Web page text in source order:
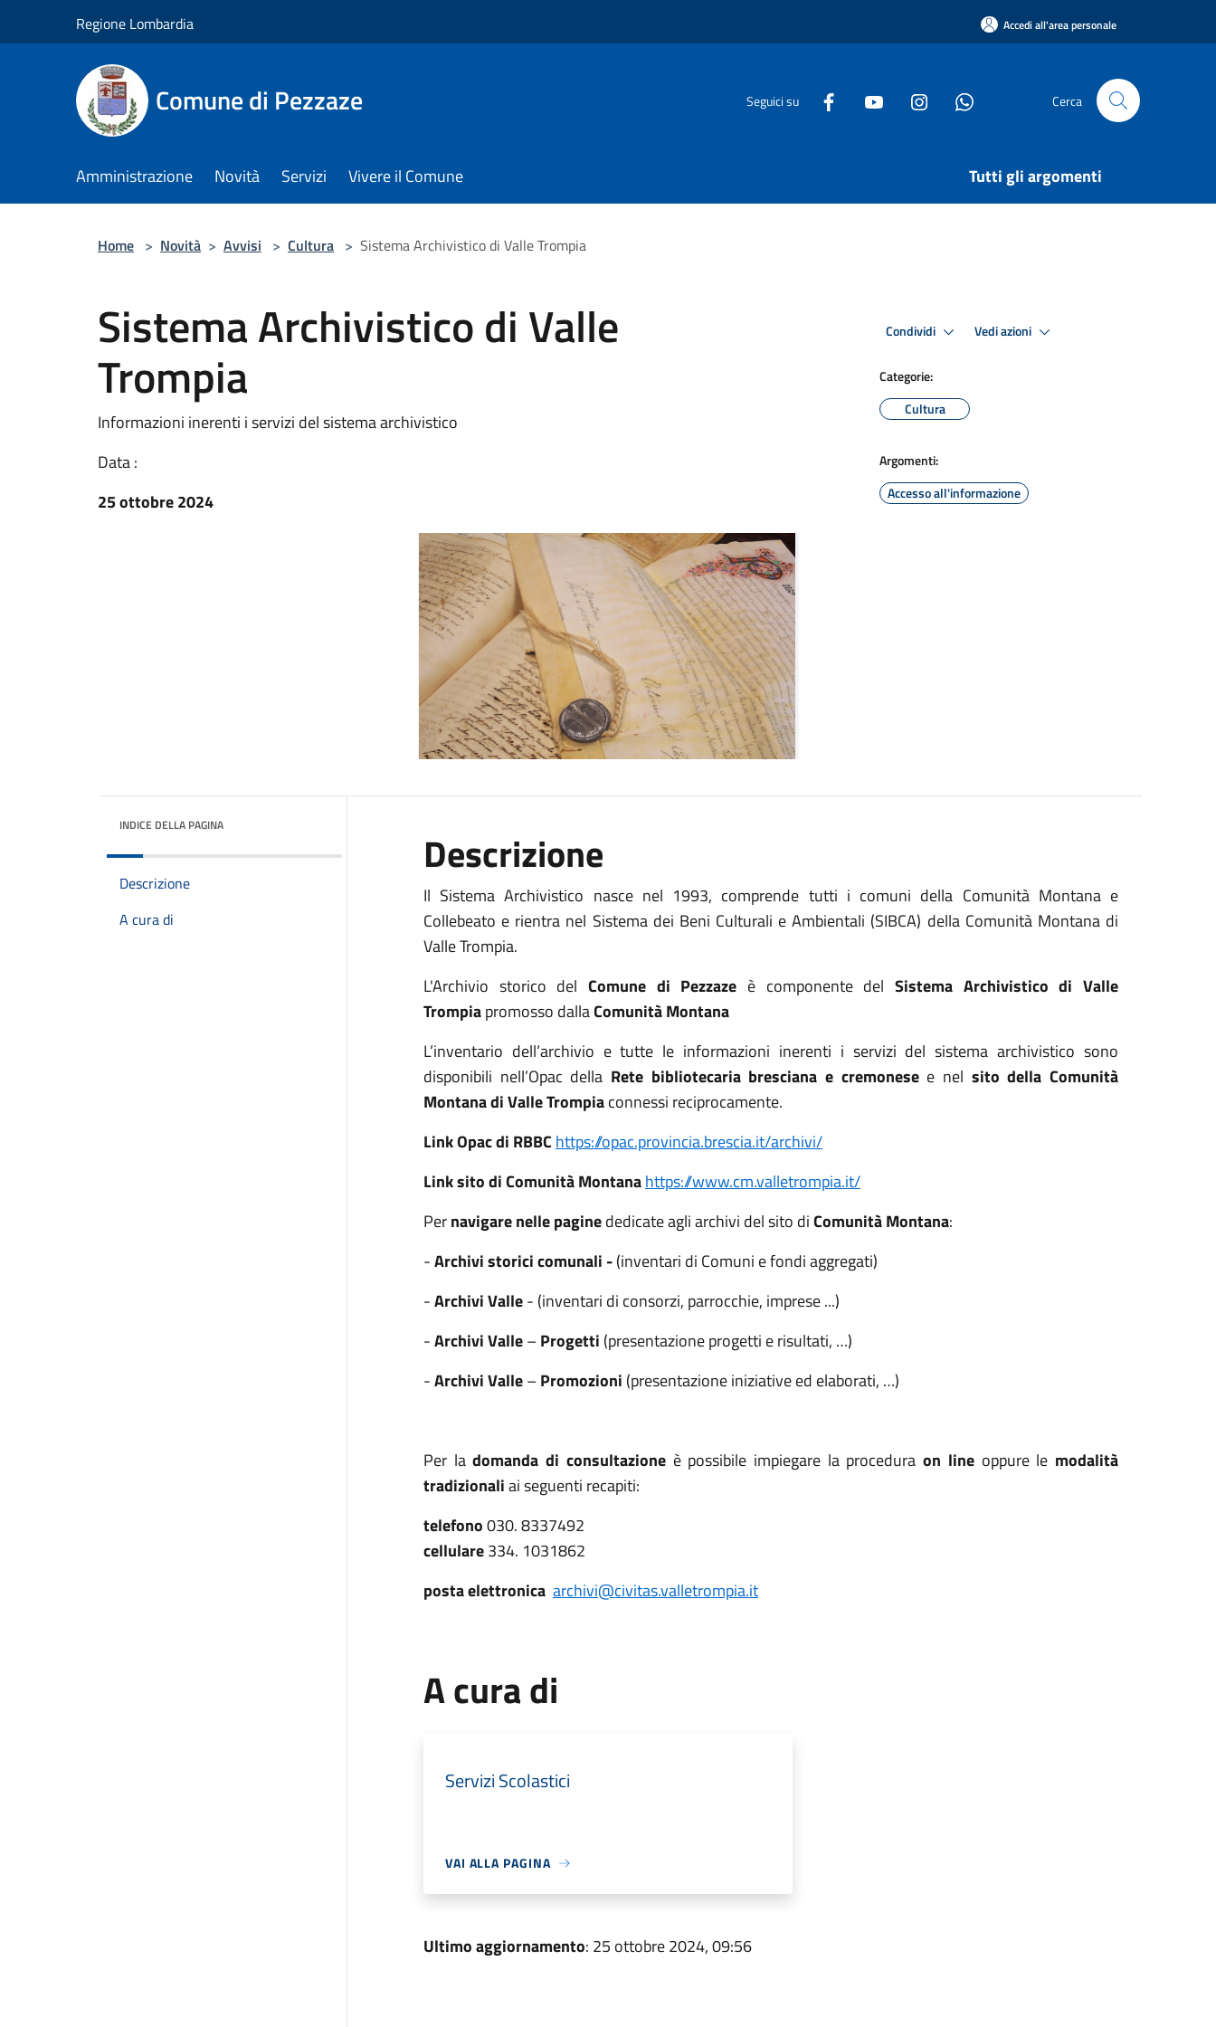
Regione Lombardia Accedi all'area personale
Comune di Pezzaze Seguici su Cerca
Amministrazione Novità Servizi Vivere il Comune Tutti gli argomenti
Home > Novità > Avvisi > Cultura > Sistema Archivistico di Valle Trompia
Sistema Archivistico di Valle
Trompia
Informazioni inerenti i servizi del sistema archivistico
Data :
25 ottobre 2024
Condividi Vedi azioni
Categorie:
Cultura
Argomenti:
Accesso all'informazione
INDICE DELLA PAGINA
Descrizione
A cura di
Descrizione
Il Sistema Archivistico nasce nel 1993, comprende tutti i comuni della Comunità Montana e
Collebeato e rientra nel Sistema dei Beni Culturali e Ambientali (SIBCA) della Comunità Montana di
Valle Trompia.
L'Archivio storico del Comune di Pezzaze è componente del Sistema Archivistico di Valle
Trompiapromosso dallaComunità Montana
L’inventario dell’archivio e tutte le informazioni inerenti i servizi del sistema archivistico sono
disponibili nell’Opac della Rete bibliotecaria bresciana e cremonesee nel sito della Comunità
Montana di Valle Trompiaconnessi reciprocamente.
LinkOpac di RBBC https://opac.provincia.brescia.it/archivi/
Linksito di Comunità Montanahttps://www.cm.valletrompia.it/
Pernavigare nelle paginededicate agli archivi del sito diComunità Montana:
-Archivi storici comunali -(inventari di Comuni e fondi aggregati)
-Archivi Valle- (inventari di consorzi, parrocchie, imprese ...)
-Archivi Valle–Progetti (presentazione progetti e risultati, …)
-Archivi Valle–Promozioni (presentazione iniziative ed elaborati, …)
Per ladomanda di consultazioneè possibile impiegare la proceduraon line oppure le modalità
tradizionaliai seguenti recapiti:
telefono030. 8337492
cellulare334. 1031862
posta elettronica archivi@civitas.valletrompia.it
A cura di
Servizi Scolastici
VAI ALLA PAGINA
Ultimo aggiornamento: 25 ottobre 2024, 09:56